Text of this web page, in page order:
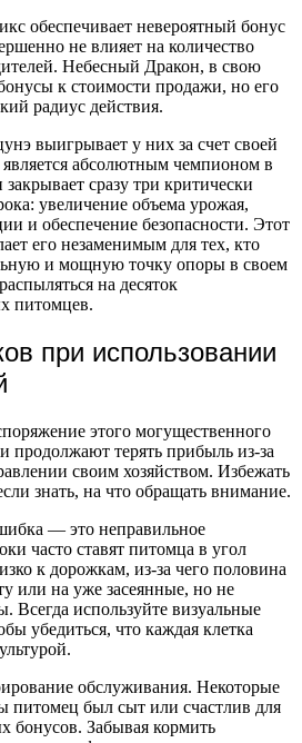
обеспечивает невероятный бонус
не влияет на количество
Небесный Дракон, в свою
к стоимости продажи, но его
радиус действия.
выигрывает у них за счет своей
абсолютным чемпионом в
сразу три критически
увеличение объема урожая,
и обеспечение безопасности. Этот
его незаменимым для тех, кто
и мощную точку опоры в своем
на десяток
питомцев.
при использовании
этого могущественного
продолжают терять прибыль из-за
своим хозяйством. Избежать
знать, на что обращать внимание.
— это неправильное
часто ставят питомца в угол
к дорожкам, из-за чего половина
или на уже засеянные, но не
Всегда используйте визуальные
убедиться, что каждая клетка
обслуживания. Некоторые
питомец был сыт или счастлив для
бонусов. Забывая кормить